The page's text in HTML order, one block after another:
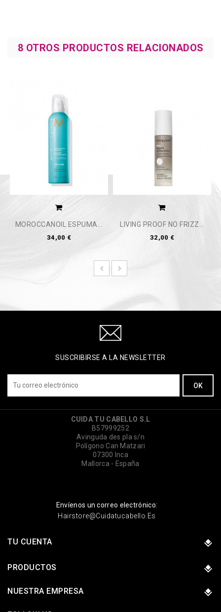
8 OTROS PRODUCTOS RELACIONADOS
MOROCCANOIL ESPUMA...
34,00 €
LIVING PROOF NO FRIZZ...
32,00 €
SUSCRIBIRSE A LA NEWSLETTER
CUIDA TU CABELLO S.L
B57999252
Avinguda des pla s/n
Polígono Can Matzari
07300 Inca
Mallorca - España
Envíenos un correo electrónico:
Hairstore@cuidatucabello.es
TU CUENTA
PRODUCTOS
NUESTRA EMPRESA